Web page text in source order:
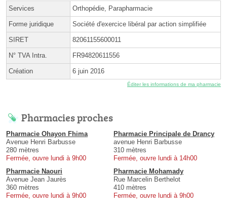
Services Orthopédie, Parapharmacie
Forme juridique Société d'exercice libéral par action simplifiée
SIRET 82061155600011
N° TVA Intra. FR94820611556
Création 6 juin 2016
Éditer les informations de ma pharmacie
Pharmacies proches
Pharmacie Ohayon Fhima
Avenue Henri Barbusse
280 mètres
Fermée, ouvre lundi à 9h00
Pharmacie Principale de Drancy
avenue Henri Barbusse
310 mètres
Fermée, ouvre lundi à 14h00
Pharmacie Naouri
Avenue Jean Jaurès
360 mètres
Fermée, ouvre lundi à 9h00
Pharmacie Mohamady
Rue Marcelin Berthelot
410 mètres
Fermée, ouvre lundi à 9h00